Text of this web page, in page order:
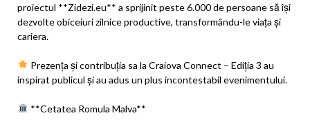
proiectul **Zidezi.eu** a sprijinit peste 6.000 de persoane să își
dezvolte obiceiuri zilnice productive, transformându-le viața și
cariera.
Prezența și contribuția sa la Craiova Connect – Ediția 3 au
inspirat publicul și au adus un plus incontestabil evenimentului.
**Cetatea Romula Malva**